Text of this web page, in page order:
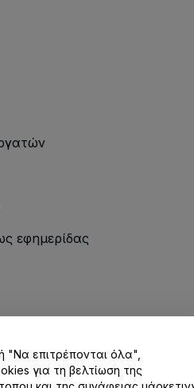
εφημερίδας
μαζί μας
"Να επιτρέπονται όλα",
για τη βελτίωση της